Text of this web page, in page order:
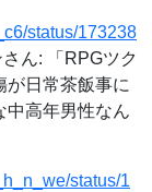
status/173238
ん: 「RPGツク
が日常茶飯事に
中高年男性なん
status/1